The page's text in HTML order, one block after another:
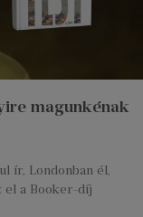
magunkénak
ír, Londonban él,
el a Booker-díj